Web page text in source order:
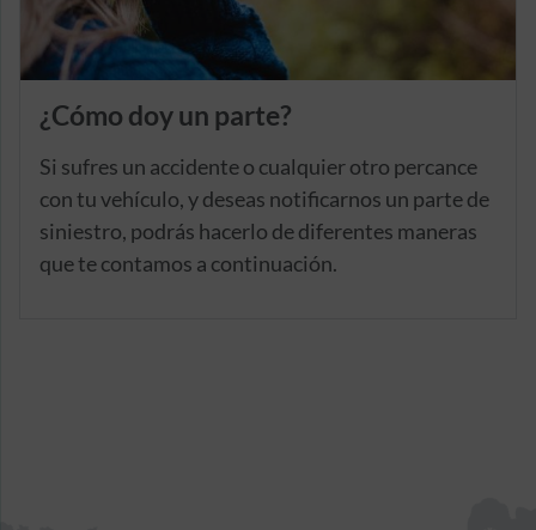
¿Cómo doy un parte?
Si sufres un accidente o cualquier otro percance
con tu vehículo, y deseas notificarnos un parte de
siniestro, podrás hacerlo de diferentes maneras
que te contamos a continuación.